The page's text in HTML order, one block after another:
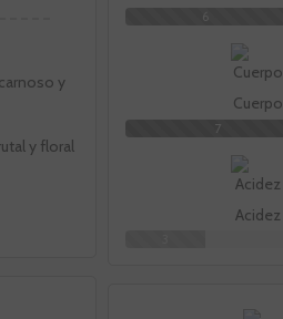
Cuerpo
7
Acidez
y
y floral